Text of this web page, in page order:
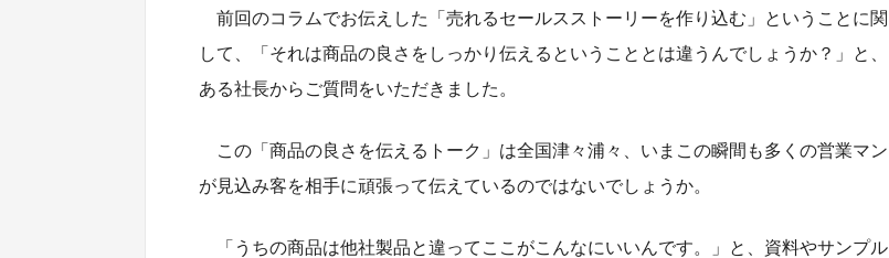
前回のコラムでお伝えした「売れるセールスストーリーを作り込む」ということに関
して、「それは商品の良さをしっかり伝えるということとは違うんでしょうか？」と、
ある社長からご質問をいただきました。
この「商品の良さを伝えるトーク」は全国津々浦々、いまこの瞬間も多くの営業マン
が見込み客を相手に頑張って伝えているのではないでしょうか。
「うちの商品は他社製品と違ってここがこんなにいいんです。」と、資料やサンプル